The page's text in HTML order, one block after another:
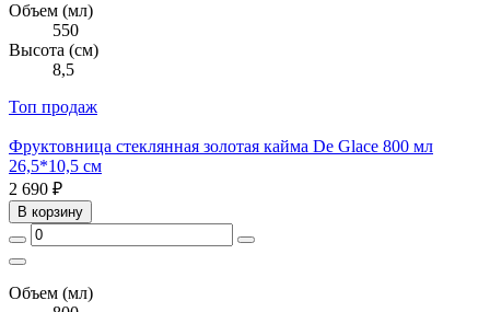
Объем (мл)
550
Высота (см)
8,5
Топ продаж
Фруктовница стеклянная золотая кайма De Glace 800 мл
26,5*10,5 см
2 690 ₽
В корзину
Объем (мл)